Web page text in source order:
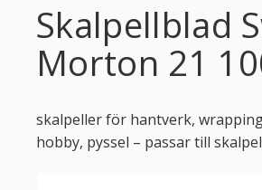
Skalpellblad
Morton 21
skalpeller för hantverk,
hobby, pyssel – passar till